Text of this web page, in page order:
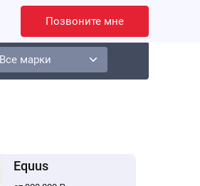
Позвоните мне
Equus